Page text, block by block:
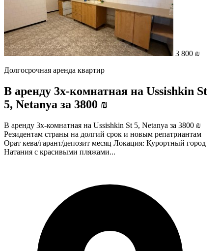
3 800 ₪
Долгосрочная аренда квартир
В аренду 3х-комнатная на Ussishkin St
5, Netanya за 3800 ₪
В аренду 3х-комнатная на Ussishkin St 5, Netanya за 3800 ₪
Резидентам страны на долгий срок и новым репатриантам
Орат кева/гарант/депозит месяц Локация: Курортный город
Натания с красивыми пляжами...